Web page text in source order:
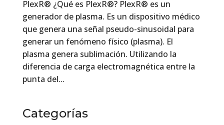
PlexR® ¿Qué es PlexR®? PlexR® es un
generador de plasma. Es un dispositivo médico
que genera una señal pseudo-sinusoidal para
generar un fenómeno físico (plasma). El
plasma genera sublimación. Utilizando la
diferencia de carga electromagnética entre la
punta del...
Categorías